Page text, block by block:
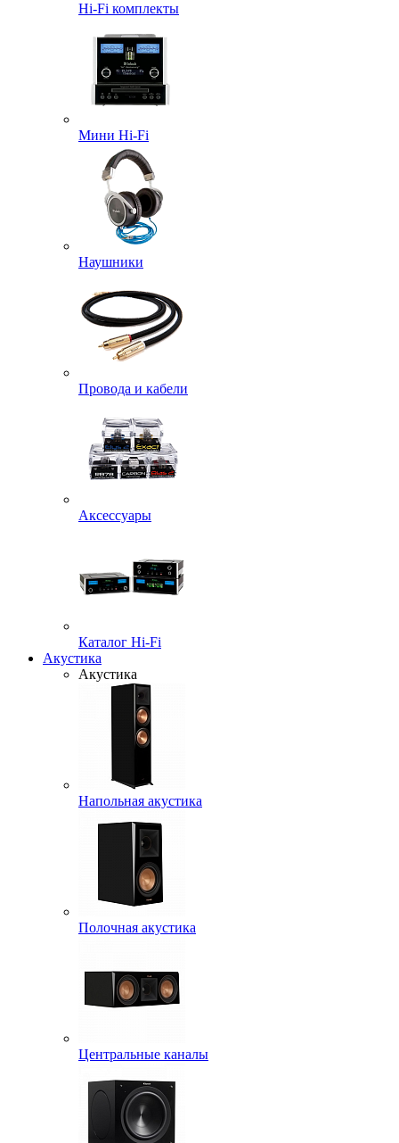
Hi-Fi комплекты
Мини Hi-Fi
Наушники
Провода и кабели
Аксессуары
Каталог Hi-Fi
Акустика
Акустика
Напольная акустика
Полочная акустика
Центральные каналы